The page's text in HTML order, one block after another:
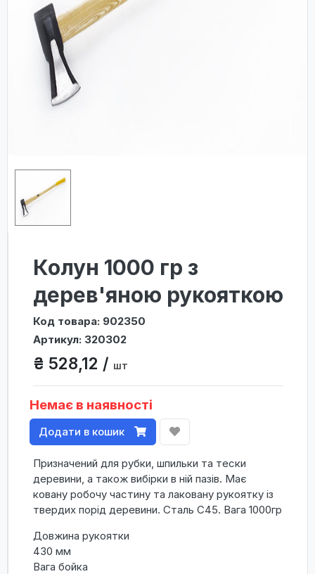
Колун 1000 гр з
дерев'яною рукояткою
Код товара: 902350
Артикул: 320302
₴ 528,12 / шт
Немає в наявності
Додати в кошик
Призначений для рубки, шпильки та тески
деревини, а також вибірки в ній пазів. Має
ковану робочу частину та лаковану рукоятку із
твердих порід деревини. Сталь C45. Вага 1000гр
Довжина рукоятки
430 мм
Вага бойка